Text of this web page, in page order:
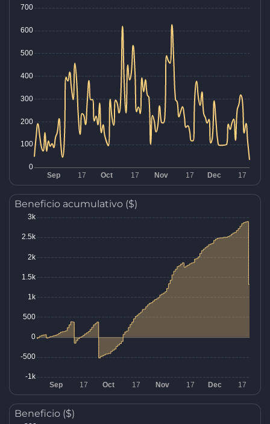
Beneficio acumulativo ($)
Beneficio ($)